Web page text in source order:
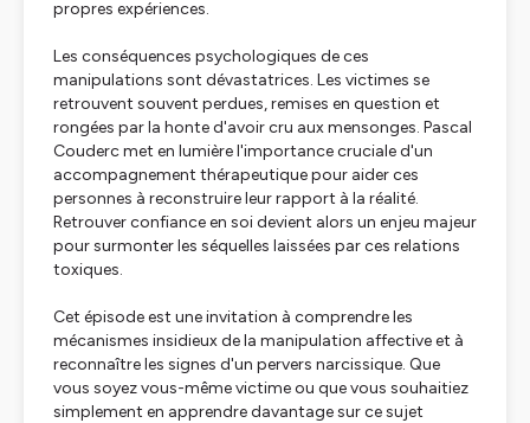
propres expériences.
Les conséquences psychologiques de ces
manipulations sont dévastatrices. Les victimes se
retrouvent souvent perdues, remises en question et
rongées par la honte d'avoir cru aux mensonges. Pascal
Couderc met en lumière l'importance cruciale d'un
accompagnement thérapeutique pour aider ces
personnes à reconstruire leur rapport à la réalité.
Retrouver confiance en soi devient alors un enjeu majeur
pour surmonter les séquelles laissées par ces relations
toxiques.
Cet épisode est une invitation à comprendre les
mécanismes insidieux de la manipulation affective et à
reconnaître les signes d'un pervers narcissique. Que
vous soyez vous-même victime ou que vous souhaitiez
simplement en apprendre davantage sur ce sujet